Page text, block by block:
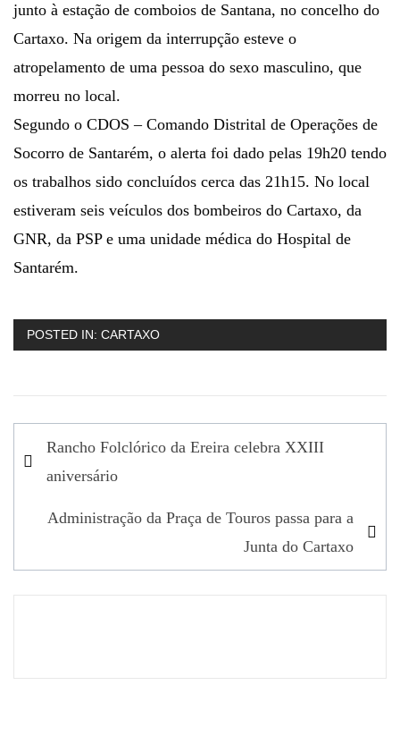
junto à estação de comboios de Santana, no concelho do
Cartaxo. Na origem da interrupção esteve o
atropelamento de uma pessoa do sexo masculino, que
morreu no local.
Segundo o CDOS – Comando Distrital de Operações de
Socorro de Santarém, o alerta foi dado pelas 19h20 tendo
os trabalhos sido concluídos cerca das 21h15. No local
estiveram seis veículos dos bombeiros do Cartaxo, da
GNR, da PSP e uma unidade médica do Hospital de
Santarém.
POSTED IN: CARTAXO
Navegação
de
Rancho Folclórico da Ereira celebra XXIII
aniversário
Administração da Praça de Touros passa para a
Junta do Cartaxo